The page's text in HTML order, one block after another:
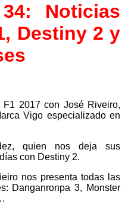
Noticias
Destiny 2 y
2017 con José Riveiro,
Vigo especializado en
quien nos deja sus
con Destiny 2.
nos presenta todas las
Danganronpa 3, Monster